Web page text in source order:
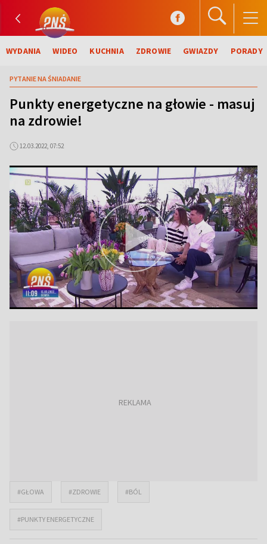
WYDANIA WIDEO KUCHNIA ZDROWIE GWIAZDY PORADY
PYTANIE NA ŚNIADANIE
Punkty energetyczne na głowie - masuj
na zdrowie!
12.03.2022, 07:52
#GŁOWA #ZDROWIE #BÓL
#PUNKTY ENERGETYCZNE